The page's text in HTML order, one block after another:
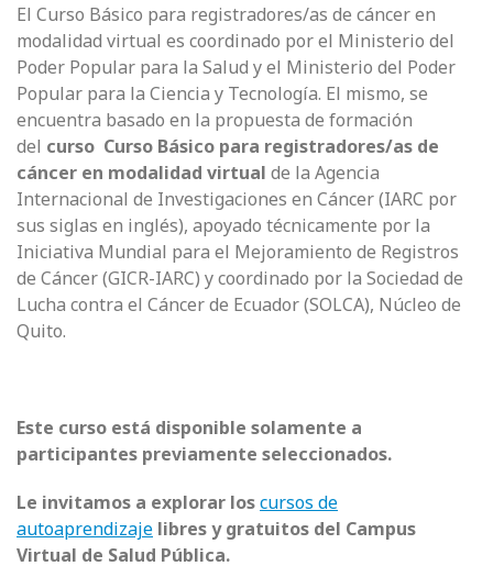
El Curso Básico para registradores/as de cáncer en
modalidad virtual es coordinado por el Ministerio del
Poder Popular para la Salud y el Ministerio del Poder
Popular para la Ciencia y Tecnología. El mismo, se
encuentra basado en la propuesta de formación
del curso Curso Básico para registradores/as de
cáncer en modalidad virtual de la Agencia
Internacional de Investigaciones en Cáncer (IARC por
sus siglas en inglés), apoyado técnicamente por la
Iniciativa Mundial para el Mejoramiento de Registros
de Cáncer (GICR-IARC) y coordinado por la Sociedad de
Lucha contra el Cáncer de Ecuador (SOLCA), Núcleo de
Quito.
Este curso está disponible solamente a
participantes previamente seleccionados.
Le invitamos a explorar loscursos de
autoaprendizaje libres y gratuitos del Campus
Virtual de Salud Pública.